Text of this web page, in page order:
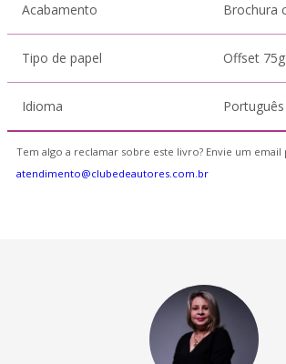
Acabamento Brochura
Tipo de papel Offset 75g
Idioma Português
Tem algo a reclamar sobre este livro? Envie um email
atendimento@clubedeautores.com.br